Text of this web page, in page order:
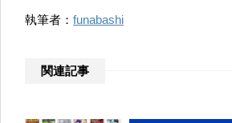
執筆者： funabashi
関連記事